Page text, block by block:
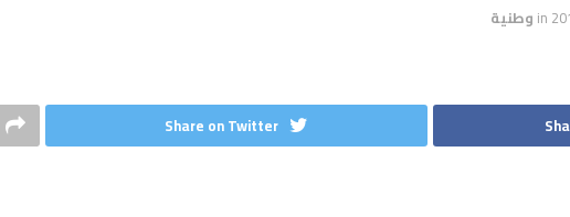
in وطنية
Share on Twitter